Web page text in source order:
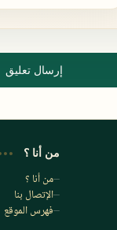
إرسال تعليق
من أنا ؟
من أنا ؟
الإتصال بنا
فهرس الموقع